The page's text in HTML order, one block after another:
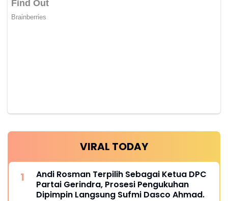
VIRAL TODAY
Andi Rosman Terpilih Sebagai Ketua DPC
Partai Gerindra, Prosesi Pengukuhan
Dipimpin Langsung Sufmi Dasco Ahmad.